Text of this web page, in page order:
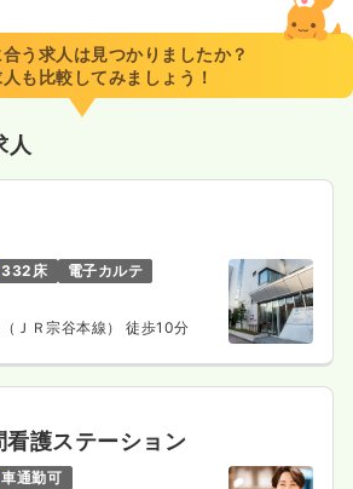
う求人は見つかりましたか？
も比較してみましょう！
人
332床
電子カルテ
ＪＲ宗谷本線） 徒歩10分
看護ステーション
車通勤可